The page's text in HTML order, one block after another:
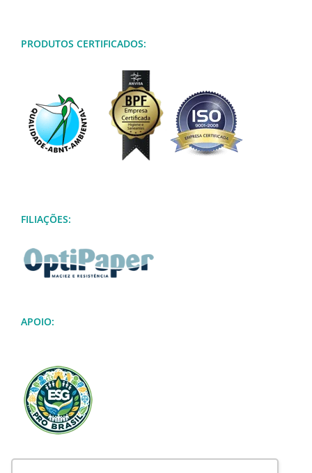
PRODUTOS CERTIFICADOS:
FILIAÇÕES:
APOIO: